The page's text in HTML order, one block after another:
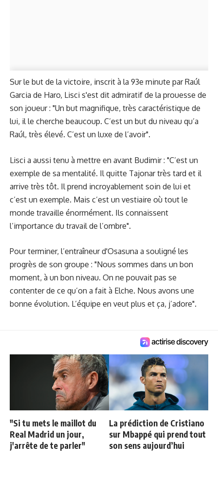
Sur le but de la victoire, inscrit à la 93e minute par Raúl
Garcia de Haro, Lisci s'est dit admiratif de la prouesse de
son joueur : "Un but magnifique, très caractéristique de
lui, il le cherche beaucoup. C’est un but du niveau qu’a
Raúl, très élevé. C’est un luxe de l’avoir".
Lisci a aussi tenu à mettre en avant Budimir : "C’est un
exemple de sa mentalité. Il quitte Tajonar très tard et il
arrive très tôt. Il prend incroyablement soin de lui et
c’est un exemple. Mais c’est un vestiaire où tout le
monde travaille énormément. Ils connaissent
l’importance du travail de l’ombre".
Pour terminer, l’entraîneur d'Osasuna a souligné les
progrès de son groupe : "Nous sommes dans un bon
moment, à un bon niveau. On ne pouvait pas se
contenter de ce qu’on a fait à Elche. Nous avons une
bonne évolution. L’équipe en veut plus et ça, j’adore".
"Si tu mets le maillot du
Real Madrid un jour,
j'arrête de te parler"
La prédiction de Cristiano
sur Mbappé qui prend tout
son sens aujourd’hui